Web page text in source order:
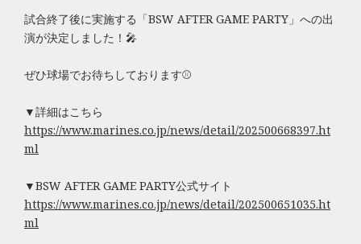
試合終了後に実施する「BSW AFTER GAME PARTY」への出
演が決定しました！🎤
ぜひ球場でお待ちしております⚾️
▼詳細はこちら
https://www.marines.co.jp/news/detail/202500668397.ht
ml
▼BSW AFTER GAME PARTY公式サイト
https://www.marines.co.jp/news/detail/202500651035.ht
ml